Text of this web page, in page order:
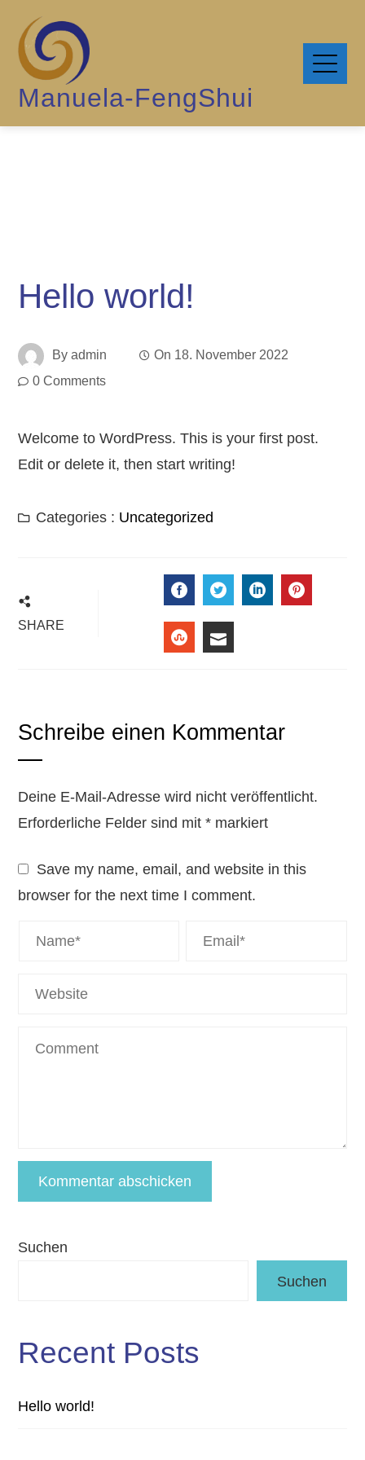
Manuela-FengShui
Hello world!
Byadmin On 18. November 2022
0 Comments
Welcome to WordPress. This is your first post.
Edit or delete it, then start writing!
Categories : Uncategorized
SHARE FACEBOOK
TWITTER
Schreibe einen Kommentar
Deine E-Mail-Adresse wird nicht veröffentlicht.
Erforderliche Felder sind mit* markiert
Save my name, email, and website in this
browser for the next time I comment.
Suchen
Suchen
Recent Posts
Hello world!